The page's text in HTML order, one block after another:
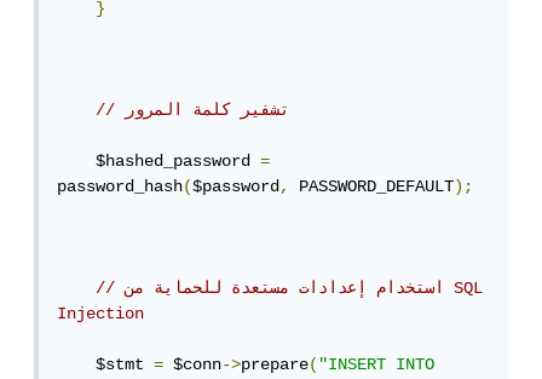
}
// تشفير كلمة المرور
$hashed_password =
password_hash($password, PASSWORD_DEFAULT);
// استخدام إعدادات مستعدة للحماية من SQL
Injection
$stmt = $conn->prepare("INSERT INTO